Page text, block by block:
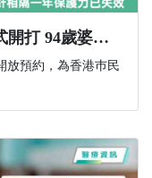
新一代復必泰XBB新冠疫苗正式開打 94歲婆婆在女兒陪同下打第六針 擔心第五針相隔一年保護力已失效
放預約，為香港巿民